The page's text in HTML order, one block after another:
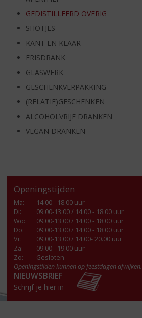
GEDISTILLEERD OVERIG
SHOTJES
KANT EN KLAAR
FRISDRANK
GLASWERK
GESCHENKVERPAKKING
(RELATIE)GESCHENKEN
ALCOHOLVRIJE DRANKEN
VEGAN DRANKEN
Openingstijden
Ma:
14.00 - 18.00 uur
Di:
09.00-13.00 / 14.00 - 18.00 uur
Wo:
09.00-13.00 / 14.00 - 18.00 uur
Do:
09.00-13.00 / 14.00 - 18.00 uur
Vr:
09.00-13.00 / 14.00- 20.00 uur
Za:
09.00 - 19.00 uur
Zo:
Gesloten
Openingstijden kunnen op feestdagen afwijken.
NIEUWSBRIEF
Schrijf je hier in